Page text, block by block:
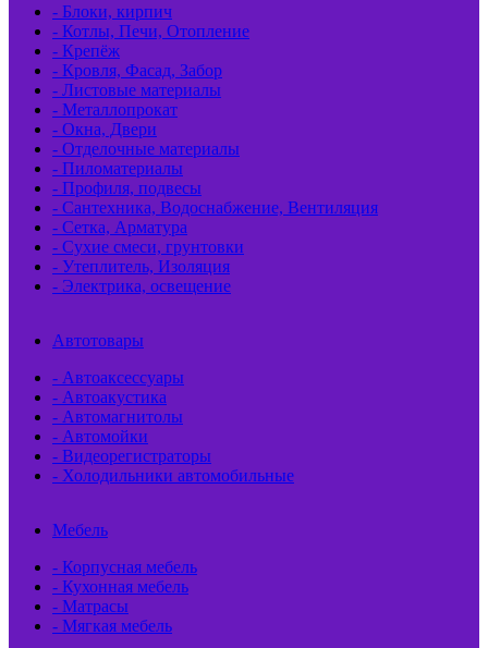
- Блоки, кирпич
- Котлы, Печи, Отопление
- Крепёж
- Кровля, Фасад, Забор
- Листовые материалы
- Металлопрокат
- Окна, Двери
- Отделочные материалы
- Пиломатериалы
- Профиля, подвесы
- Сантехника, Водоснабжение, Вентиляция
- Сетка, Арматура
- Сухие смеси, грунтовки
- Утеплитель, Изоляция
- Электрика, освещение
Автотовары
- Автоаксессуары
- Автоакустика
- Автомагнитолы
- Автомойки
- Видеорегистраторы
- Холодильники автомобильные
Мебель
- Корпусная мебель
- Кухонная мебель
- Матрасы
- Мягкая мебель